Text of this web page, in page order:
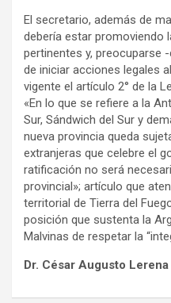
El secretario, además de
debería estar promoviendo
pertinentes y, preocuparse
de iniciar acciones legales
vigente el artículo 2° de la
«En lo que se refiere a la
Sur, Sándwich del Sur y
nueva provincia queda
extranjeras que celebre el
ratificación no será
provincial»; artículo que
territorial de Tierra del
posición que sustenta la
Malvinas de respetar la
Dr. César Augusto Lerena